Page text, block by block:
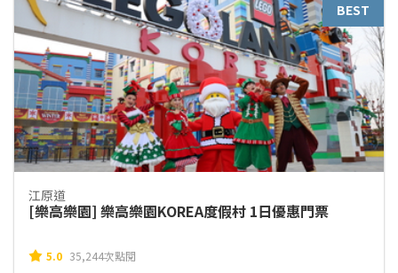
BEST
江原道
[樂高樂園] 樂高樂園KOREA度假村 1日優惠門票
5.0 35,244次點閱